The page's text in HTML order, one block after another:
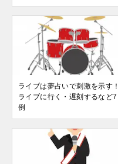
ライブは夢占いで刺激を示す！
ライブに行く・遅刻するなど7
例